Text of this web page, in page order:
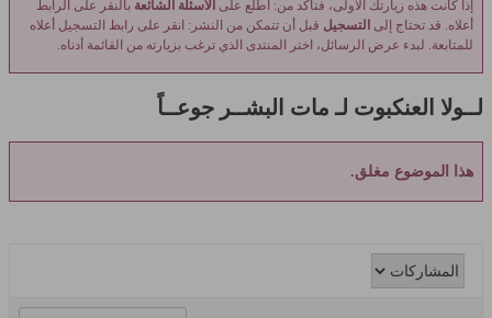
إذا كانت هذه زيارتك الأولى، فتأكد من: اطلع على الأسئلة الشائعة بالنقر على الرابط
أعلاه. قد تحتاج إلى التسجيل قبل أن تتمكن من النشر: انقر على رابط التسجيل أعلاه
للمتابعة. لبدء عرض الرسائل، اختر المنتدى الذي ترغب بزيارته من القائمة أدناه.
لــولا العنكبوت لـ مات البشــر جوعــاً
هذا الموضوع مغلق.